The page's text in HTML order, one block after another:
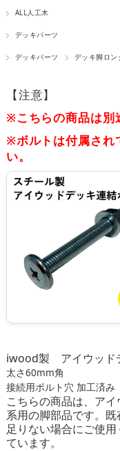
ALL人工木
デッキパーツ
デッキパーツ デッキ脚ロン
【注意】
※こちらの商品は別
※ボルトは付属され
い。
iwood製 アイウッド
太さ60mm角
接続用ボルト穴 加工済み
こちらの商品は、ア
系用の脚部品です。
足りない場合にご使用
ています。